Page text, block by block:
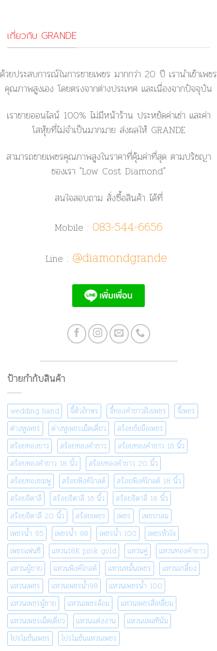
เกี่ยวกับ GRANDE
ด้วยประสบการณ์ในการขายเพชร มากกว่า 20 ปี เรานำเข้าเพชร
คุณภาพสูงเอง โดยตรงจากต่างประเทศ และเนื่องจากปัจจุบัน
เราขายออนไลน์ 100% ไม่มีหน้าร้าน ประหยัดค่าเช่า และค่า
โสหุ้ยที่ไม่จำเป็นมากมาย ส่งผลให้ GRANDE
สามารถขายเพชรคุณภาพสูงในราคาที่คุ้มค่าที่สุด ตามปรัชญา
ของเรา "Low Cost Diamond"
สนใจสอบถาม สั่งซื้อสินค้า ได้ที่
Mobile : 083-544-6656
Line : @diamondgrande
ป้ายกำกับสินค้า
wedding band จี้ตัวอักษร จี้ทองคำขาวฝังเพชร
จี้เพชร
ต่างหูเพชร
ต่างหูเพชรเม็ดเดี่ยว
สร้อยข้อมือเพชร
สร้อยทองขาว
สร้อยทองคำขาว
สร้อยทองคำขาว 16 นิ้ว
สร้อยทองคำขาว 18 นิ้ว
สร้อยทองคำขาว 20 นิ้ว
สร้อยทองชมพู
สร้อยพิงค์โกลด์
สร้อยพิงค์โกลด์ 18 นิ้ว
สร้อยอิตาลี
สร้อยอิตาลี 16 นิ้ว
สร้อยอิตาลี 18 นิ้ว
สร้อยอิตาลี 20 นิ้ว
สร้อยเพชร เพชร
เพชรกลม
เพชรน้ำ 95
เพชรน้ำ 98 เพชรน้ำ 100
เพชรหัวใจ
เพชรแฟนซี
แหวน18K pink gold แหวนคู่
แหวนทองคำขาว
แหวนผู้ชาย
แหวนพิงค์โกลด์ แหวนหมั้นเพชร
แหวนเกลี้ยง
แหวนเพชร
แหวนเพชรน้ำ98
แหวนเพชรน้ำ 100
แหวนเพชรผู้ชาย
แหวนเพชรล้อม
แหวนเพชรสี่เหลี่ยม
แหวนเพชรเม็ดเดี่ยว
แหวนแต่งงาน
แหวนแพลทินัม
โปรโมชั่นเพชร
โปรโมชั่นแหวนเพชร